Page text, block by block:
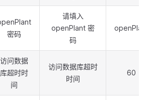
密码
请填入
openPlant 密
码
openPlant
访问数据
库超时时
间
访问数据库超时
时间
60